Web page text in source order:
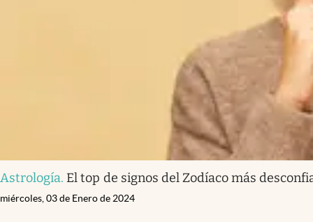
Astrología. El top de signos del Zodíaco más
miércoles, 03 de Enero de 2024